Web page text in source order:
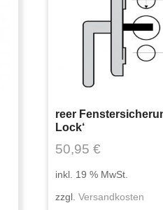
reer
Lock‘
50,95 €
inkl. 19 % MwSt.
zzgl. Versandkosten